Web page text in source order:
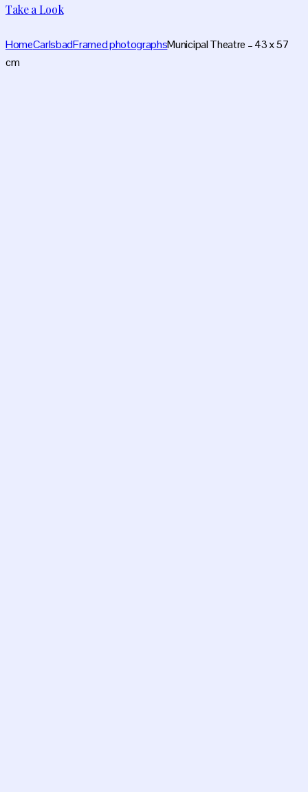
Take a Look
HomeCarlsbadFramed photographsMunicipal Theatre – 43 x 57
cm